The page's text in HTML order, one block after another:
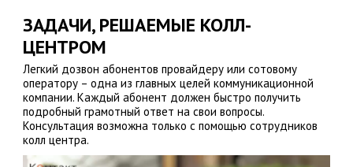
ЗАДАЧИ, РЕШАЕМЫЕ КОЛЛ-
ЦЕНТРОМ
Легкий дозвон абонентов провайдеру или сотовому
оператору – одна из главных целей коммуникационной
компании. Каждый абонент должен быстро получить
подробный грамотный ответ на свои вопросы.
Консультация возможна только с помощью сотрудников
колл центра.